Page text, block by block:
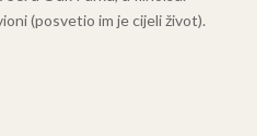
(posvetio im je cijeli život).